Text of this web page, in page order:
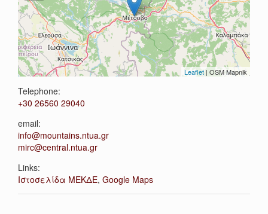
Leaflet | OSM Mapnik
Telephone:
+30 26560 29040
email:
info@mountains.ntua.gr
mirc@central.ntua.gr
Links:
Ιστοσελίδα ΜΕΚΔΕ, Google Maps